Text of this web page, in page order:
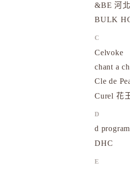
&BE 河
BULK
C
Celvoke
chant a
Cle de
Curel 花
D
d
DHC
E